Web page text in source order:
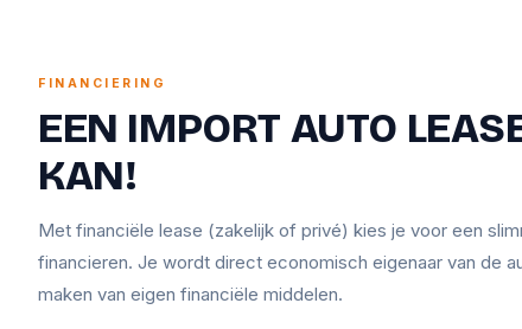
FINANCIERING
EEN IMPORT AUTO
KAN!
Met financiële lease (zakelijk of privé) kies je voor een
financieren. Je wordt direct economisch eigenaar van de
maken van eigen financiële middelen.